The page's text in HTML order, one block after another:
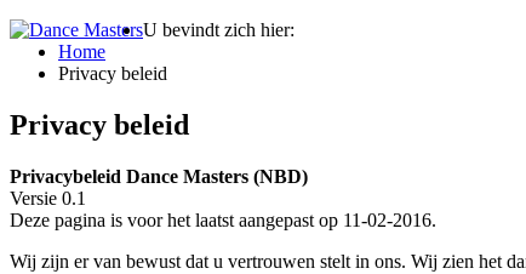
U bevindt zich hier:
Home
Privacy beleid
Privacy beleid
Privacybeleid Dance Masters (NBD)
Versie 0.1
Deze pagina is voor het laatst aangepast op 11-02-2016.
Wij zijn er van bewust dat u vertrouwen stelt in ons. Wij zien het